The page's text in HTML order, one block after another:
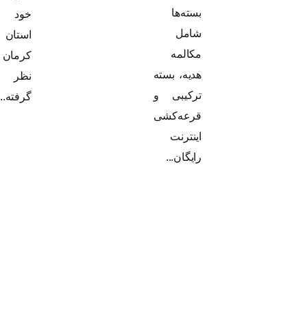
بسته‌ها
شامل
مکالمه
هدیه، بسته
ترکیبی و
قرعه‌کشی
اینترنت
رایگان...
خود در
استان
کرمان در
گرفته...